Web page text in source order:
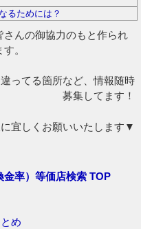
るためには？
んの御協力のもと作られ
。
ってる箇所など、情報随時
募集してます！
宜しくお願いいたします▼
率）等価店検索 TOP
め